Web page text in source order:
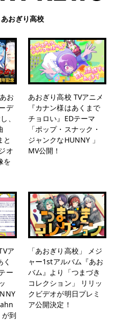
あおぎり高校
お
デ
、
と
オ
を
あおぎり高校 TVアニメ
『カナン様はあくまで
チョロい』EDテーマ
「ポップ・スナック・
ジャンクなHUNNY 」
MV公開！
ア
ー
到
「あおぎり高校」 メジ
ャー1stアルバム『あお
バム』より「つまづき
コレクション」 リリッ
クビデオが明日プレミ
ア公開決定！